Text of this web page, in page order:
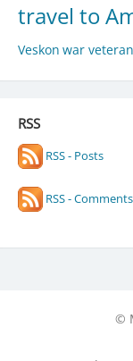
travel to
Veskon war
RSS
RSS - Posts
RSS - Comments
©